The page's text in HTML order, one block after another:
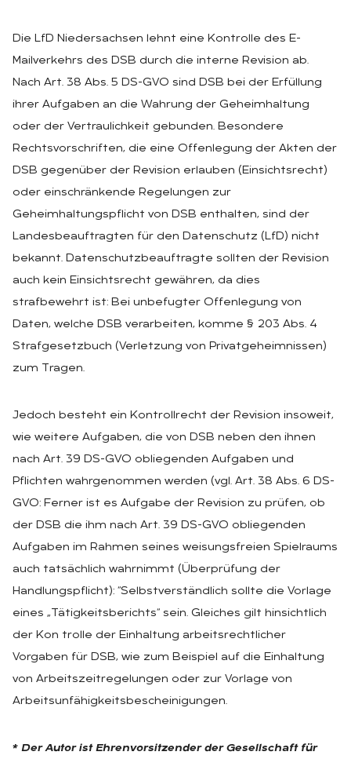
Die LfD Niedersachsen lehnt eine Kontrolle des E-
Mailverkehrs des DSB durch die interne Revision ab.
Nach Art. 38 Abs. 5 DS-GVO sind DSB bei der Erfüllung
ihrer Aufgaben an die Wahrung der Geheimhaltung
oder der Vertraulichkeit gebunden. Besondere
Rechtsvorschriften, die eine Offenlegung der Akten der
DSB gegenüber der Revision erlauben (Einsichtsrecht)
oder einschränkende Regelungen zur
Geheimhaltungspflicht von DSB enthalten, sind der
Landesbeauftragten für den Datenschutz (LfD) nicht
bekannt. Datenschutzbeauftragte sollten der Revision
auch kein Einsichtsrecht gewähren, da dies
strafbewehrt ist: Bei unbefugter Offenlegung von
Daten, welche DSB verarbeiten, komme § 203 Abs. 4
Strafgesetzbuch (Verletzung von Privatgeheimnissen)
zum Tragen.
Jedoch besteht ein Kontrollrecht der Revision insoweit,
wie weitere Aufgaben, die von DSB neben den ihnen
nach Art. 39 DS-GVO obliegenden Aufgaben und
Pflichten wahrgenommen werden (vgl. Art. 38 Abs. 6 DS-
GVO: Ferner ist es Aufgabe der Revision zu prüfen, ob
der DSB die ihm nach Art. 39 DS-GVO obliegenden
Aufgaben im Rahmen seines weisungsfreien Spielraums
auch tatsächlich wahrnimmt (Überprüfung der
Handlungspflicht): “Selbstverständlich sollte die Vorlage
eines „Tätigkeitsberichts“ sein. Gleiches gilt hinsichtlich
der Kon trolle der Einhaltung arbeitsrechtlicher
Vorgaben für DSB, wie zum Beispiel auf die Einhaltung
von Arbeitszeitregelungen oder zur Vorlage von
Arbeitsunfähigkeitsbescheinigungen.
* Der Autor ist Ehrenvorsitzender der Gesellschaft für